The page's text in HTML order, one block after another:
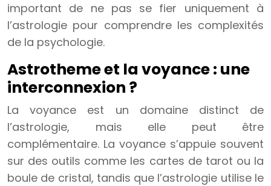
important de ne pas se fier uniquement à
l’astrologie pour comprendre les complexités
de la psychologie.
Astrotheme et la voyance : une
interconnexion ?
La voyance est un domaine distinct de
l’astrologie, mais elle peut être
complémentaire. La voyance s’appuie souvent
sur des outils comme les cartes de tarot ou la
boule de cristal, tandis que l’astrologie utilise le